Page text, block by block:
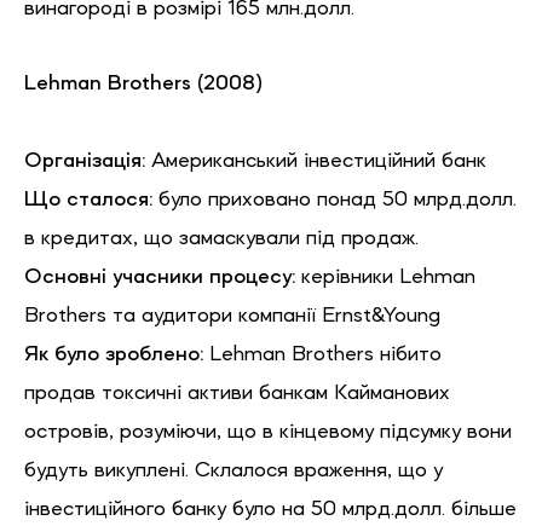
винагороді в розмірі 165 млн.долл.
Lehman Brothers (2008)
Організація: Американський інвестиційний банк
Що сталося: було приховано понад 50 млрд.долл.
в кредитах, що замаскували під продаж.
Основні учасники процесу: керівники Lehman
Brothers та аудитори компанії Ernst&Young
Як було зроблено: Lehman Brothers нібито
продав токсичні активи банкам Кайманових
островів, розуміючи, що в кінцевому підсумку вони
будуть викуплені. Склалося враження, що у
інвестиційного банку було на 50 млрд.долл. більше